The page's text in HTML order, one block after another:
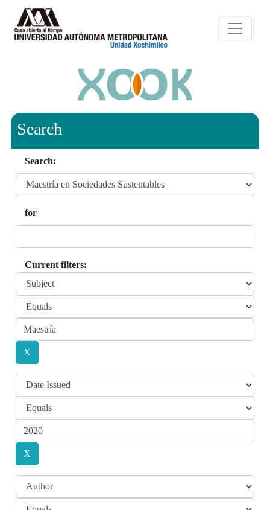
Search
Search:
for
Current filters: